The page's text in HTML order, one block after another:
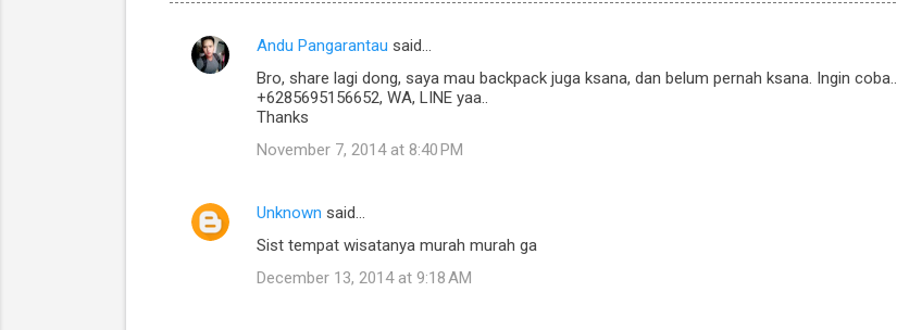
C
n
t
Andu Pangarantau said…
Bro, share lagi dong, saya mau backpack juga ksana, dan belum pernah ksana. Ingin coba..
+6285695156652, WA, LINE yaa..
Thanks
November 7, 2014 at 8:40 PM
Unknown said…
Sist tempat wisatanya murah murah ga
December 13, 2014 at 9:18 AM